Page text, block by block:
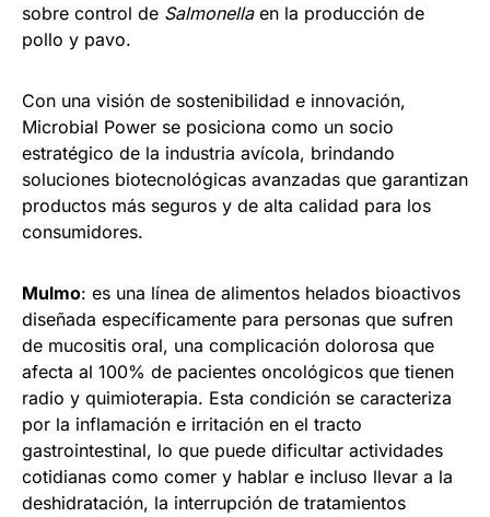
sobre control de Salmonellaen la producción de
pollo y pavo.
Con una visión de sostenibilidad e innovación,
Microbial Power se posiciona como un socio
estratégico de la industria avícola, brindando
soluciones biotecnológicas avanzadas que garantizan
productos más seguros y de alta calidad para los
consumidores.
Mulmo: es una línea de alimentos helados bioactivos
diseñada específicamente para personas que sufren
de mucositis oral, una complicación dolorosa que
afecta al 100% de pacientes oncológicos que tienen
radio y quimioterapia. Esta condición se caracteriza
por la inflamación e irritación en el tracto
gastrointestinal, lo que puede dificultar actividades
cotidianas como comer y hablar e incluso llevar a la
deshidratación, la interrupción de tratamientos